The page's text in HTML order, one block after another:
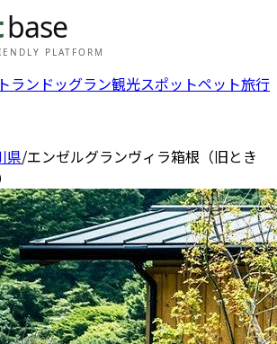
ラン ドッグラン観光スポットペット旅行
県/エンゼルグランヴィラ箱根（旧とき